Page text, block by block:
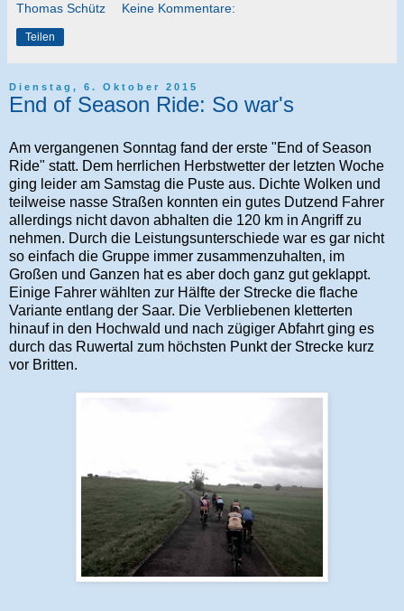
Thomas Schütz Keine Kommentare:
Teilen
Dienstag, 6. Oktober 2015
End of Season Ride: So war's
Am vergangenen Sonntag fand der erste "End of Season
Ride" statt. Dem herrlichen Herbstwetter der letzten Woche
ging leider am Samstag die Puste aus. Dichte Wolken und
teilweise nasse Straßen konnten ein gutes Dutzend Fahrer
allerdings nicht davon abhalten die 120 km in Angriff zu
nehmen. Durch die Leistungsunterschiede war es gar nicht
so einfach die Gruppe immer zusammenzuhalten, im
Großen und Ganzen hat es aber doch ganz gut geklappt.
Einige Fahrer wählten zur Hälfte der Strecke die flache
Variante entlang der Saar. Die Verbliebenen kletterten
hinauf in den Hochwald und nach zügiger Abfahrt ging es
durch das Ruwertal zum höchsten Punkt der Strecke kurz
vor Britten.